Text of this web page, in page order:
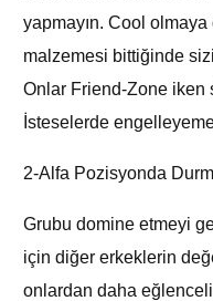
yapmayın. Cool
malzemesi bittiğinde
Onlar Friend-Zone iken
İsteselerde
2-Alfa Pozisyonda
Grubu domine etmeyi
için diğer erkeklerin
onlardan daha